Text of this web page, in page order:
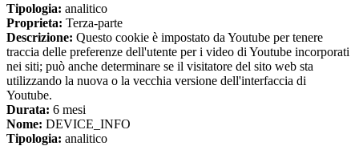
Tipologia: analitico
Proprieta: Terza-parte
Descrizione: Questo cookie è impostato da Youtube per tenere
traccia delle preferenze dell'utente per i video di Youtube incorporati
nei siti; può anche determinare se il visitatore del sito web sta
utilizzando la nuova o la vecchia versione dell'interfaccia di
Youtube.
Durata: 6 mesi
Nome: DEVICE_INFO
Tipologia: analitico